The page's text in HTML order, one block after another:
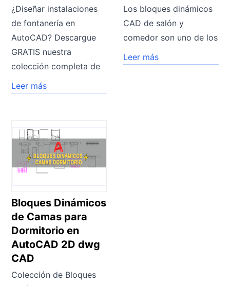
¿Diseñar instalaciones
de fontanería en
AutoCAD? Descargue
GRATIS nuestra
colección completa de
Leer más
Los bloques dinámicos
CAD de salón y
comedor son uno de los
Leer más
Bloques Dinámicos
de Camas para
Dormitorio en
AutoCAD 2D dwg
CAD
Colección de Bloques